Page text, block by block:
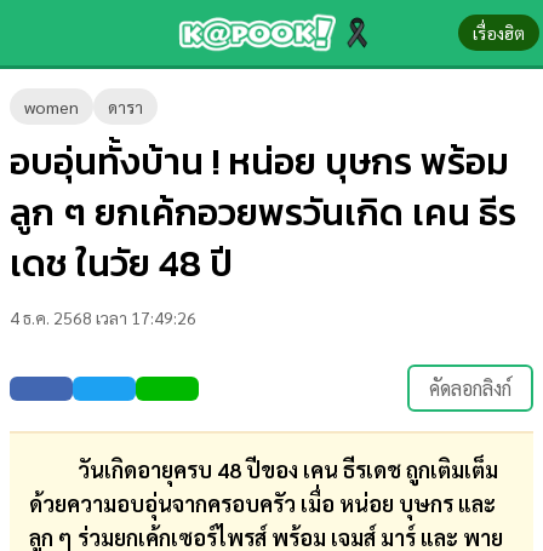
เรื่องฮิต
women ดารา
อบอุ่นทั้งบ้าน ! หน่อย บุษกร พร้อม
ลูก ๆ ยกเค้กอวยพรวันเกิด เคน ธีร
เดช ในวัย 48 ปี
4 ธ.ค. 2568 เวลา 17:49:26
คัดลอกลิงก์
วันเกิดอายุครบ 48 ปีของ เคน ธีรเดช ถูกเติมเต็ม
ด้วยความอบอุ่นจากครอบครัว เมื่อ หน่อย บุษกร และ
ลูก ๆ ร่วมยกเค้กเซอร์ไพรส์ พร้อม เจมส์ มาร์ และ พาย
ข่าว-
ความ
รู้
บันเทิง
ตรวจ
หวย
บอล
สด